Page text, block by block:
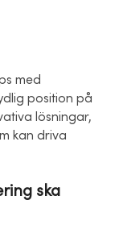
med
position på
lösningar,
kan driva
ska